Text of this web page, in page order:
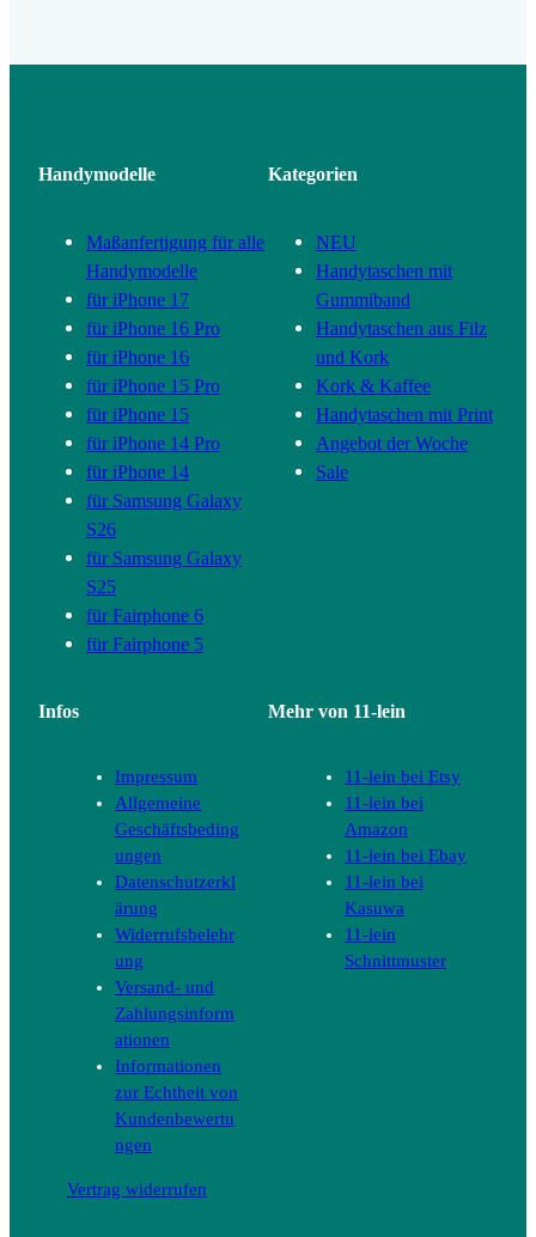
Handymodelle
Maßanfertigung für alle
Handymodelle
für iPhone 17
für iPhone 16 Pro
für iPhone 16
für iPhone 15 Pro
für iPhone 15
für iPhone 14 Pro
für iPhone 14
für Samsung Galaxy
S26
für Samsung Galaxy
S25
für Fairphone 6
für Fairphone 5
Kategorien
NEU
Handytaschen mit
Gummiband
Handytaschen aus Filz
und Kork
Kork & Kaffee
Handytaschen mit Print
Angebot der Woche
Sale
Infos
Impressum
Allgemeine
Geschäftsbeding
ungen
Datenschutzerkl
ärung
Widerrufsbelehr
ung
Versand- und
Zahlungsinform
ationen
Informationen
zur Echtheit von
Kundenbewertu
ngen
Vertrag widerrufen
Mehr von 11-lein
11-lein bei Etsy
11-lein bei
Amazon
11-lein bei Ebay
11-lein bei
Kasuwa
11-lein
Schnittmuster